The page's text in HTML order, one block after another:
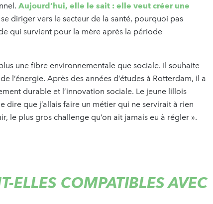
Aujourd’hui, elle le sait : elle veut créer une
diriger vers le secteur de la santé, pourquoi pas
qui survient pour la mère après la période
une fibre environnementale que sociale. Il souhaite
l’énergie. Après des années d’études à Rotterdam, il a
durable et l’innovation sociale. Le jeune lillois
dire que j’allais faire un métier qui ne servirait à rien
le plus gros challenge qu’on ait jamais eu à régler ».
ELLES COMPATIBLES AVEC